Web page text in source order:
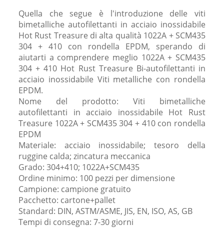
rondella EPDM
Quella che segue è l'introduzione delle viti
bimetalliche autofilettanti in acciaio inossidabile
Hot Rust Treasure di alta qualità 1022A + SCM435
304 + 410 con rondella EPDM, sperando di
aiutarti a comprendere meglio 1022A + SCM435
304 + 410 Hot Rust Treasure Bi-autofilettanti in
acciaio inossidabile Viti metalliche con rondella
EPDM.
Nome del prodotto: Viti bimetalliche
autofilettanti in acciaio inossidabile Hot Rust
Treasure 1022A + SCM435 304 + 410 con rondella
EPDM
Materiale: acciaio inossidabile; tesoro della
ruggine calda; zincatura meccanica
Grado: 304+410; 1022A+SCM435
Ordine minimo: 100 pezzi per dimensione
Campione: campione gratuito
Pacchetto: cartone+pallet
Standard: DIN, ASTM/ASME, JIS, EN, ISO, AS, GB
Tempi di consegna: 7-30 giorni